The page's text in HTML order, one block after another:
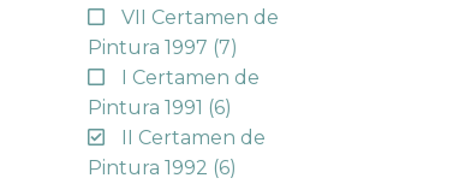
VII Certamen de
Pintura 1997 (7)
I Certamen de
Pintura 1991 (6)
II Certamen de
Pintura 1992 (6)